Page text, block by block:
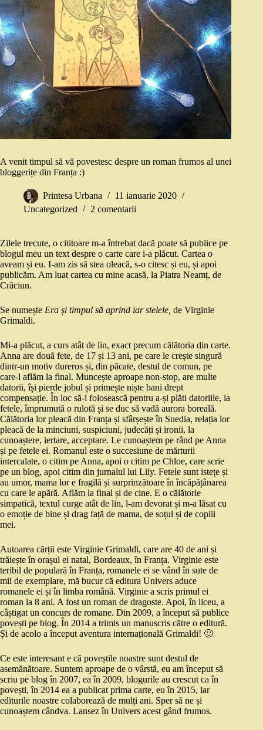
A venit timpul să vă povestesc despre un roman frumos al unei
bloggerițe din Franța :)
Printesa Urbana
11 ianuarie 2020
Uncategorized
2 comentarii
Zilele trecute, o cititoare m-a întrebat dacă poate să publice pe
blogul meu un text despre o carte care i-a plăcut. Cartea o
aveam și eu. I-am zis să stea oleacă, s-o citesc și eu, și apoi
publicăm. Am luat cartea cu mine acasă, la Piatra Neamț, de
Crăciun.
Se numește Era și timpul să aprind iar stelele, de Virginie
Grimaldi.
Mi-a plăcut, a curs atât de lin, exact precum călătoria din carte.
Anna are două fete, de 17 și 13 ani, pe care le crește singură
dintr-un motiv dureros și, din păcate, destul de comun, pe
care-l aflăm la final. Muncește aproape non-stop, are multe
datorii, își pierde jobul și primește niște bani drept
compensație. În loc să-i folosească pentru a-și plăti datoriile, ia
fetele, împrumută o rulotă și se duc să vadă aurora boreală.
Călătoria lor pleacă din Franța și sfârșește în Suedia, relația lor
pleacă de la minciuni, suspiciuni, judecăți și ironii, la
cunoaștere, iertare, acceptare. Le cunoaștem pe rând pe Anna
și pe fetele ei. Romanul este o succesiune de mărturii
intercalate, o citim pe Anna, apoi o citim pe Chloe, care scrie
pe un blog, apoi citim din jurnalul lui Lily. Fetele sunt istețe și
au umor, mama lor e fragilă și surprinzătoare în încăpățânarea
cu care le apără. Aflăm la final și de cine. E o călătorie
simpatică, textul curge atât de lin, l-am devorat și m-a lăsat cu
o emoție de bine și drag față de mama, de soțul și de copiii
mei.
Autoarea cărții este Virginie Grimaldi, care are 40 de ani și
trăiește în orașul ei natal, Bordeaux, în Franța. Virginie este
teribil de populară în Franța, romanele ei se vând în sute de
mii de exemplare, mă bucur că editura Univers aduce
romanele ei și în limba română. Virginie a scris primul ei
roman la 8 ani. A fost un roman de dragoste. Apoi, în liceu, a
câștigat un concurs de romane. Din 2009, a început să publice
povești pe blog. În 2014 a trimis un manuscris către o editură.
Și de acolo a început aventura internațională Grimaldi! 🙂
Ce este interesant e că poveștile noastre sunt destul de
asemănătoare. Suntem aproape de o vârstă, eu am început să
scriu pe blog în 2007, ea în 2009, blogurile au crescut ca în
povești, în 2014 ea a publicat prima carte, eu în 2015, iar
editurile noastre colaborează de mulți ani. Sper să ne și
cunoaștem cândva. Lansez în Univers acest gând frumos.